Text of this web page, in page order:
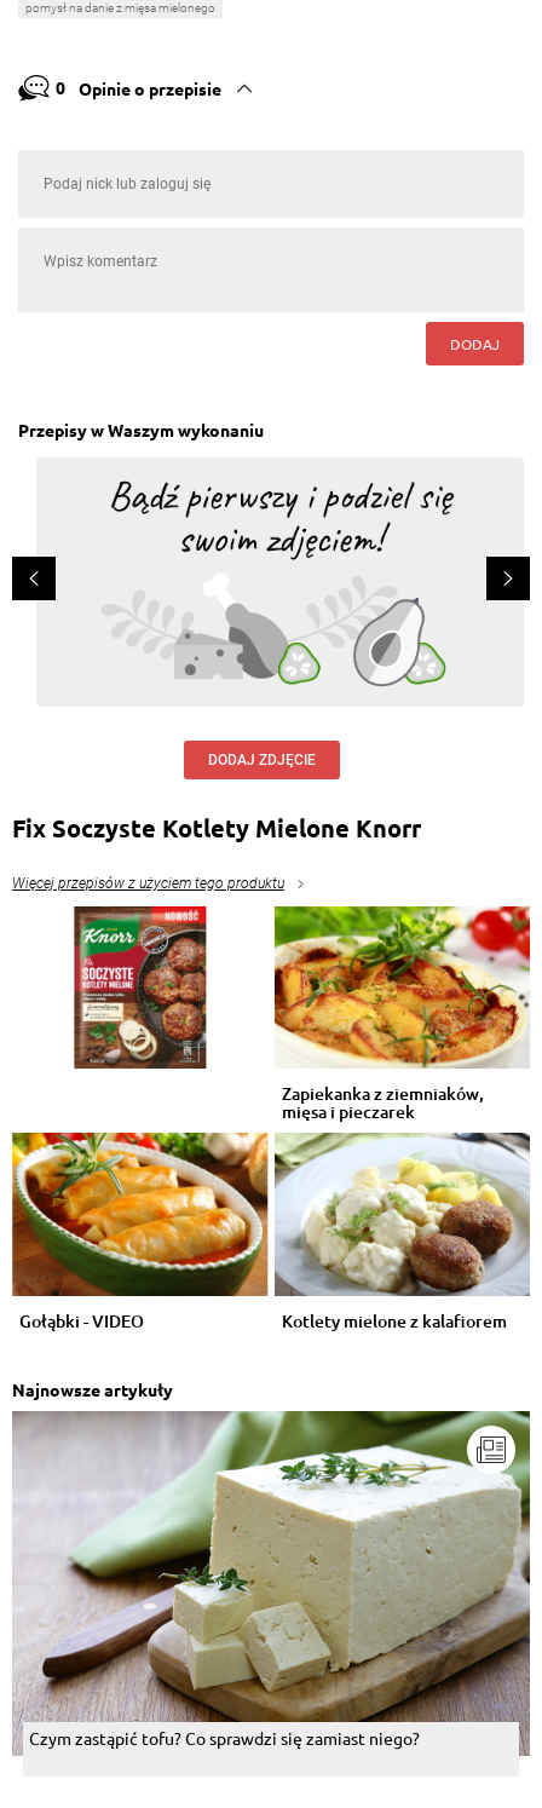
pomysł na danie z mięsa mielonego
0 Opinie o przepisie
DODAJ
Przepisy w Waszym wykonaniu
DODAJ ZDJĘCIE
Fix Soczyste Kotlety Mielone Knorr
Więcej przepisów z użyciem tego produktu
Zapiekanka z ziemniaków,
mięsa i pieczarek
Gołąbki - VIDEO Kotlety mielone z kalafiorem
Najnowsze artykuły
Czym zastąpić tofu? Co sprawdzi się zamiast niego?